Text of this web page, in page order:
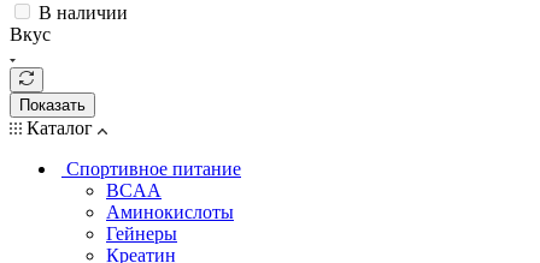
В наличии
Вкус
Показать
Каталог
Спортивное питание
BCAA
Аминокислоты
Гейнеры
Креатин